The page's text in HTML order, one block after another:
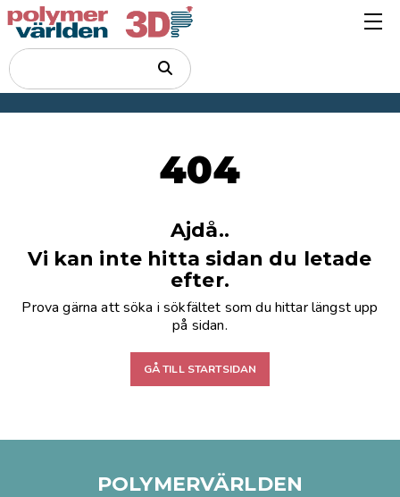
404
Ajdå..
Vi kan inte hitta sidan du letade
efter.
Prova gärna att söka i sökfältet som du hittar längst upp
på sidan.
GÅ TILL STARTSIDAN
POLYMERVÄRLDEN